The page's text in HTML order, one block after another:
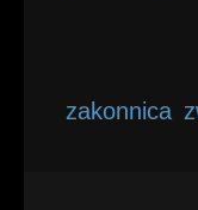
zakonnica